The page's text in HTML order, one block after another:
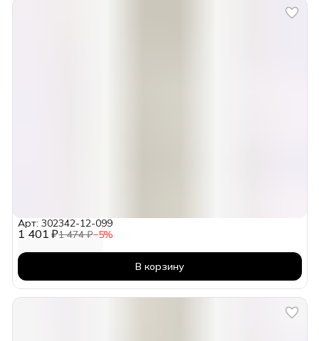
1 401 ₽1 474 ₽−5%
Арт: 302342-12-099
В корзину